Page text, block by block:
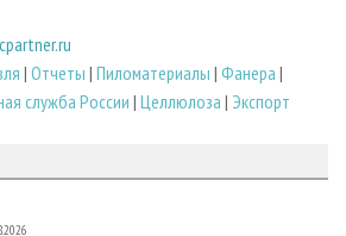
| Отчеты | Пиломатериалы | Фанера |
служба России | Целлюлоза | Экспорт